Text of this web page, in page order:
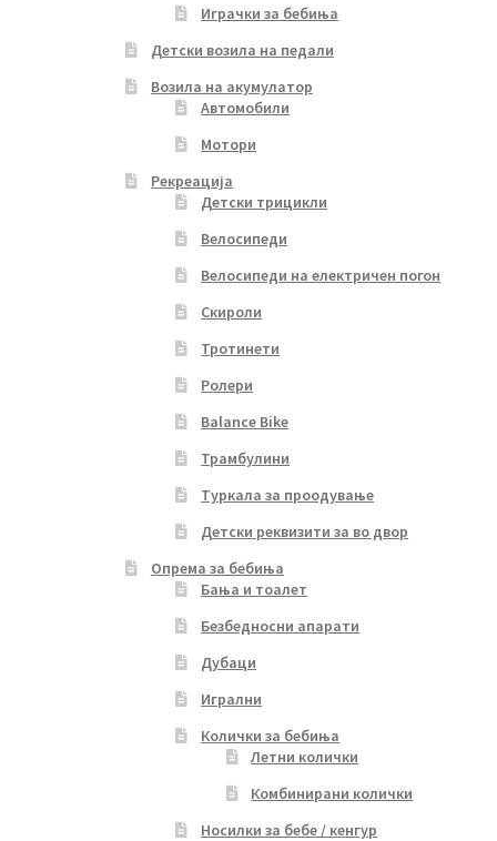
Играчки за бебиња
Детски возила на педали
Возила на акумулатор
Автомобили
Мотори
Рекреација
Детски трицикли
Велосипеди
Велосипеди на електричен погон
Скироли
Тротинети
Ролери
Balance Bike
Трамбулини
Туркала за проодување
Детски реквизити за во двор
Опрема за бебиња
Бања и тоалет
Безбедносни апарати
Дубаци
Игрални
Колички за бебиња
Летни колички
Комбинирани колички
Носилки за бебе / кенгур